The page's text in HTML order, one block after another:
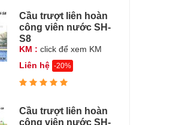
Cầu trượt liên hoàn
công viên nước SH-
S8
KM : click để xem KM
Liên hệ -20%
Cầu trượt liên hoàn
công viên nước SH-